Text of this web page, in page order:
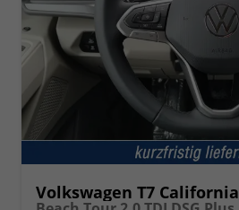
Volkswagen T7 California